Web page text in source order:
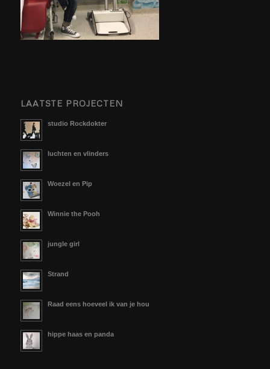
LAATSTE PROJECTEN
studio Rockdokter
luchten en vlinders
Woezel en Pip
Winnie the Pooh
jungle girl
Strand
Raad eens hoeveel ik van je hou
hippe haas en panda